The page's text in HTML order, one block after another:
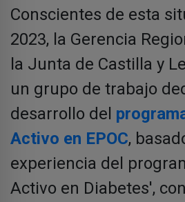
Conscientes de esta
2023, la Gerencia
la Junta de Castilla y
un grupo de trabajo
desarrollo del
Activo en EPOC,
experiencia del
Activo en Diabetes',